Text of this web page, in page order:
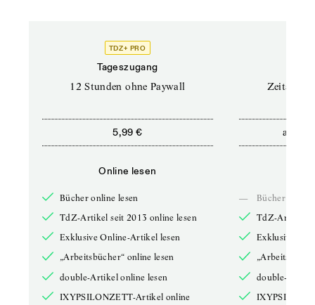
TDZ+ PRO
Tageszugang
12 Stunden ohne Paywall
5,99 €
Online lesen
Bücher online lesen
TdZ-Artikel seit 2013 online lesen
Exklusive Online-Artikel lesen
„Arbeitsbücher“ online lesen
double-Artikel online lesen
IXYPSILONZETT-Artikel online
ab
—
Bücher online
TdZ-Artikel
Exklusive
double-